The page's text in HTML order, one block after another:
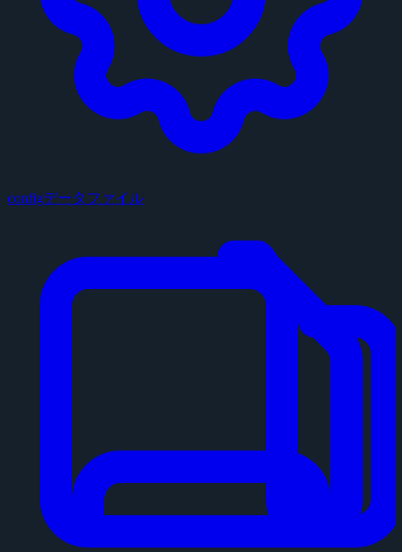
configデータファイル